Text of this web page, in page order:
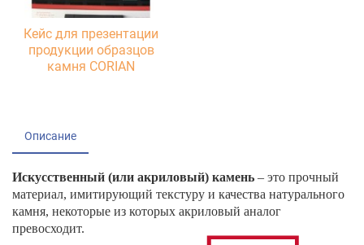
Кейс для презентации
продукции образцов
камня CORIAN
Описание
Искусственный (или акриловый) камень – это прочный
материал, имитирующий текстуру и качества натурального
камня, некоторые из которых акриловый аналог
превосходит.